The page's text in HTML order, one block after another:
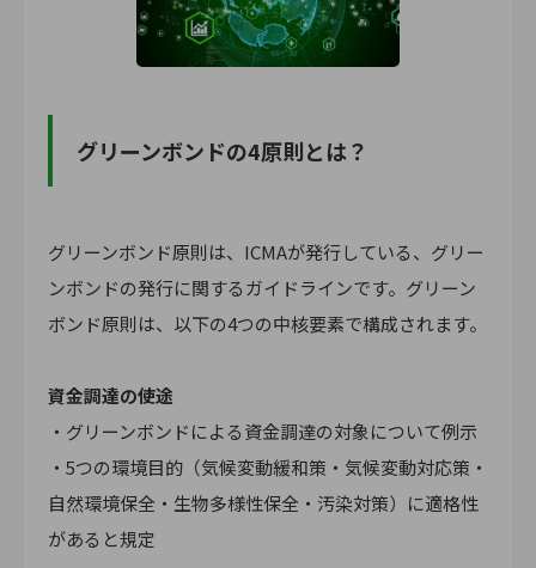
グリーンボンドの4原則とは？
グリーンボンド原則は、ICMAが発行している、グリー
ンボンドの発行に関するガイドラインです。グリーン
ボンド原則は、以下の4つの中核要素で構成されます。
資金調達の使途
・グリーンボンドによる資金調達の対象について例示
・5つの環境目的（気候変動緩和策・気候変動対応策・
自然環境保全・生物多様性保全・汚染対策）に適格性
があると規定